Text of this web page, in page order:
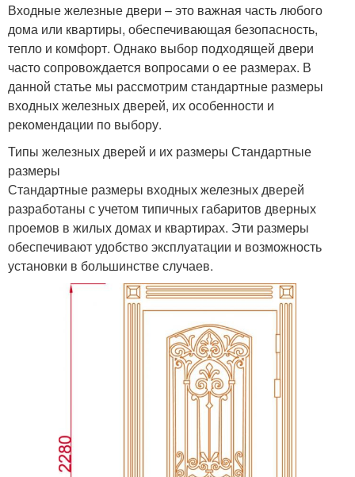
Входные железные двери – это важная часть любого
дома или квартиры, обеспечивающая безопасность,
тепло и комфорт. Однако выбор подходящей двери
часто сопровождается вопросами о ее размерах. В
данной статье мы рассмотрим стандартные размеры
входных железных дверей, их особенности и
рекомендации по выбору.
Типы железных дверей и их размеры Стандартные
размеры
Стандартные размеры входных железных дверей
разработаны с учетом типичных габаритов дверных
проемов в жилых домах и квартирах. Эти размеры
обеспечивают удобство эксплуатации и возможность
установки в большинстве случаев.